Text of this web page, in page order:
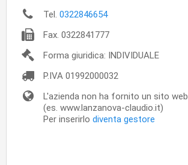
Tel. 0322846654
Fax. 0322841777
Forma giuridica: INDIVIDUALE
P.IVA 01992000032
L'azienda non ha fornito un sito web
(es. www.lanzanova-claudio.it)
Per inserirlo diventa gestore